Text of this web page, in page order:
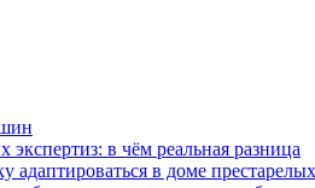
в чём реальная разница
в доме